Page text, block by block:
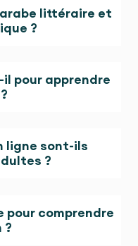
littéraire et
?
pour apprendre
ligne sont-ils
?
pour comprendre
?